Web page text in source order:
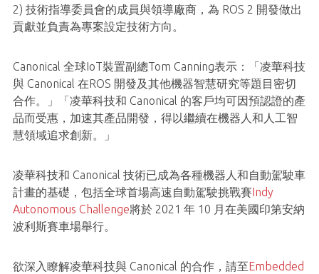
2) 技術指導委員會的成員與領導廠商，為 ROS 2 開發做出
貢獻並負責為專案設定技術方向。
Canonical 全球IoT裝置副總Tom Canning表示：「凌華科技
與 Canonical 在ROS 開發及其他機器智慧研究等題目密切
合作。」「凌華科技和 Canonical 的客戶均可因預認證的產
品而受惠，加速其產品開發，得以繼續在機器人和人工智
慧領域追求創新。」
凌華科技和 Canonical 技術已成為各種機器人和自動駕駛車
計畫的基礎，包括全球首場高速自動駕駛挑戰賽 Indy
Autonomous Challenge將於 2021 年 10 月在美國印第安納
波利斯賽車場舉行。
欲深入瞭解凌華科技與 Canonical 的合作，請至 Embedded